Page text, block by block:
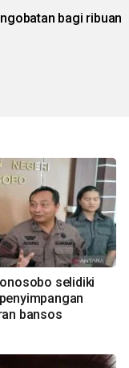
bagi ribuan
selidiki
bansos